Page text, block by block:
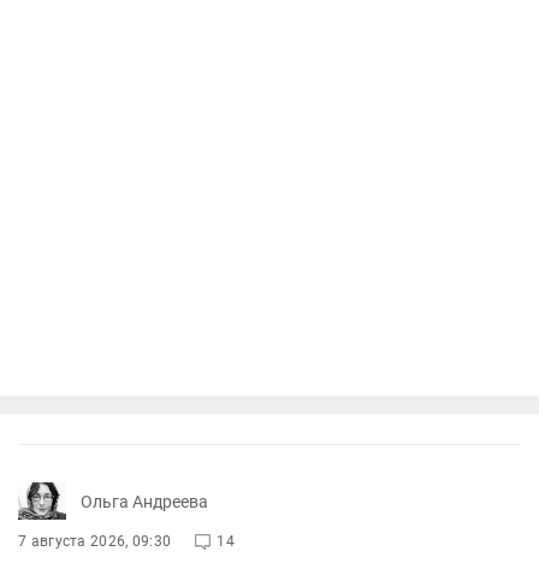
Ольга Андреева
7 августа 2026, 09:30 14